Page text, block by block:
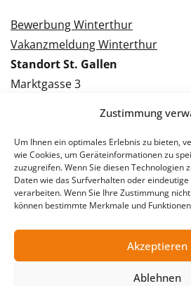
Zustimmung
Um Ihnen ein optimales Erlebnis zu bieten,
wie Cookies, um Geräteinformationen zu
zuzugreifen. Wenn Sie diesen Technologien
Daten wie das Surfverhalten oder
verarbeiten. Wenn Sie Ihre Zustimmung
können bestimmte Merkmale und
Akzeptieren
Ablehnen
Bewerbung Winterthur
Vakanzmeldung Winterthur
Standort St. Gallen
Marktgasse 3
Kontakt St. Gallen
Bewerbung St. Gallen
Vakanzmeldung St. Gallen
© 2026 Stellentreff AG
Datenschutzerklärung